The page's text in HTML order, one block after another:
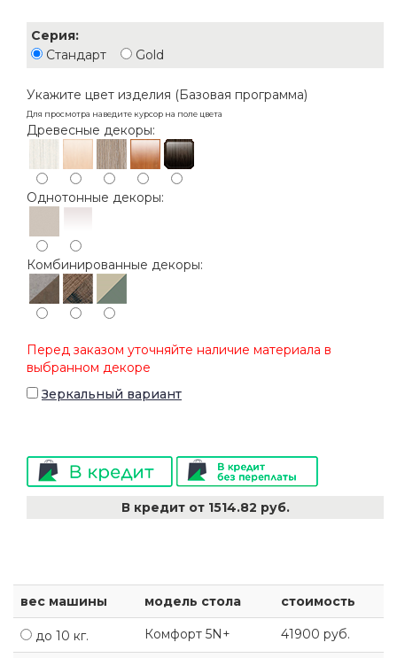
Серия:
Стандарт
Gold
Укажите цвет изделия (Базовая программа)
Для просмотра наведите курсор на поле цвета
Древесные декоры:
Однотонные декоры:
Комбинированные декоры:
Перед заказом уточняйте наличие материала в
выбранном декоре
Зеркальный вариант
В кредит от 1514.82 руб.
вес машины модель стола стоимость
до 10 кг. Комфорт 5N+ 41900 руб.